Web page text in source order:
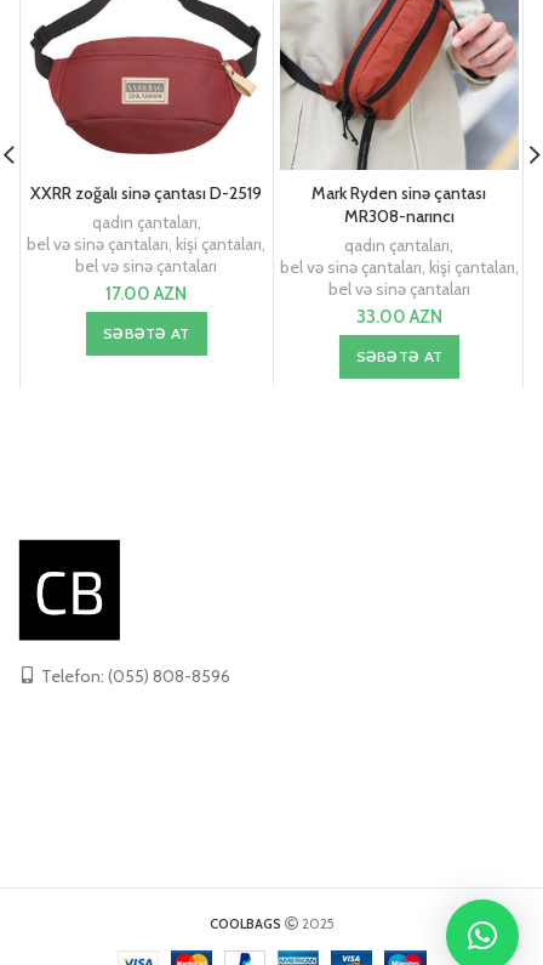
XXRR zoğalı sinə çantası D-2519
qadın çantaları,
bel və sinə çantaları, kişi çantaları,
bel və sinə çantaları
17.00AZN
SƏBƏTƏ AT
Mark Ryden sinə çantası
MR308-narıncı
qadın çantaları,
bel və sinə çantaları, kişi çantaları,
bel və sinə çantaları
33.00AZN
SƏBƏTƏ AT
Telefon: (055) 808-8596
COOLBAGS 2025